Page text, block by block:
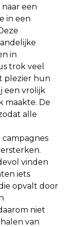
een
in een
in
trok veel
plezier hun
een vrolijk
maakte. De
alle
campagnes
vinden
iets
opvalt door
niet
van